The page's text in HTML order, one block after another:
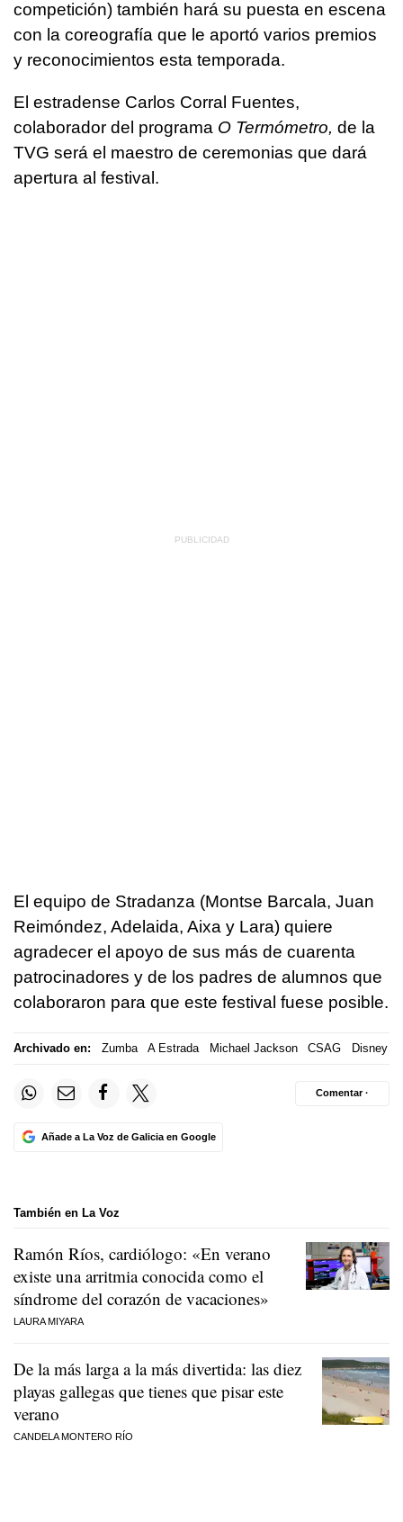
competición) también hará su puesta en escena
con la coreografía que le aportó varios premios
y reconocimientos esta temporada.
El estradense Carlos Corral Fuentes,
colaborador del programa O Termómetro, de la
TVG será el maestro de ceremonias que dará
apertura al festival.
El equipo de Stradanza (Montse Barcala, Juan
Reimóndez, Adelaida, Aixa y Lara) quiere
agradecer el apoyo de sus más de cuarenta
patrocinadores y de los padres de alumnos que
colaboraron para que este festival fuese posible.
Archivado en: Zumba A Estrada Michael Jackson CSAG Disney
Añade a La Voz de Galicia en Google
Comentar ·
También en La Voz
Ramón Ríos, cardiólogo: «En verano
existe una arritmia conocida como el
síndrome del corazón de vacaciones»
LAURA MIYARA
De la más larga a la más divertida: las diez
playas gallegas que tienes que pisar este
verano
CANDELA MONTERO RÍO